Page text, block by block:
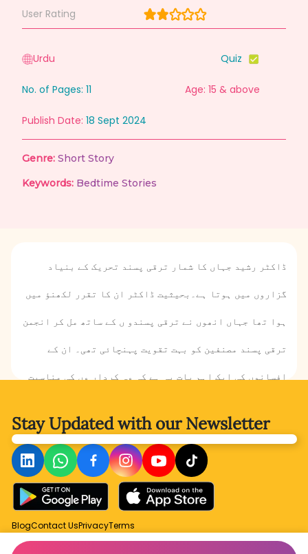
User Rating
Urdu Quiz
No. of Pages: 11 Age: 15 & above
Publish Date: 18 Sept 2024
Genre: Short Story
Keywords: Bedtime Stories
ڈاکٹر رشید جہاں کا شمار ترقی پسند تحریک کے بنیاد
گزاروں میں ہوتا ہے۔بحیثیت ڈاکٹر ان کا تقرر لکھنؤ میں
ہوا تھا جہاں انھوں نے ترقی پسندو ں کے ساتھ مل کر انجمن
ترقی پسند مصنفین کو بہت تقویت پہنچائی تھی۔ ان کے
افسانوں کی ایک اہم بات یہ ہے کہ وہ کردار وں کی مناسبت
تحریر کردہ افسانوں میں جان ڈال دیتی ہے۔زیر نظر کہانی
میں ملکہ بیگم نا می خاتون اپنے سفر کا حال بیان کرتی
ہیں ۔ وہ اپنی ملنے والیوں میں پہلی خاتون تھیں جنہوں
نے ریل کا سفر کیا تھا لہٰذا اب وہ بیٹھی قصے سنارہی تھیں
۔ ملکہ بیگم کا یہ سفر کیسا رہا؟سارے سفر میں وہ کیوں
Stay Updated withour Newsletter
BlogContact UsPrivacyTerms